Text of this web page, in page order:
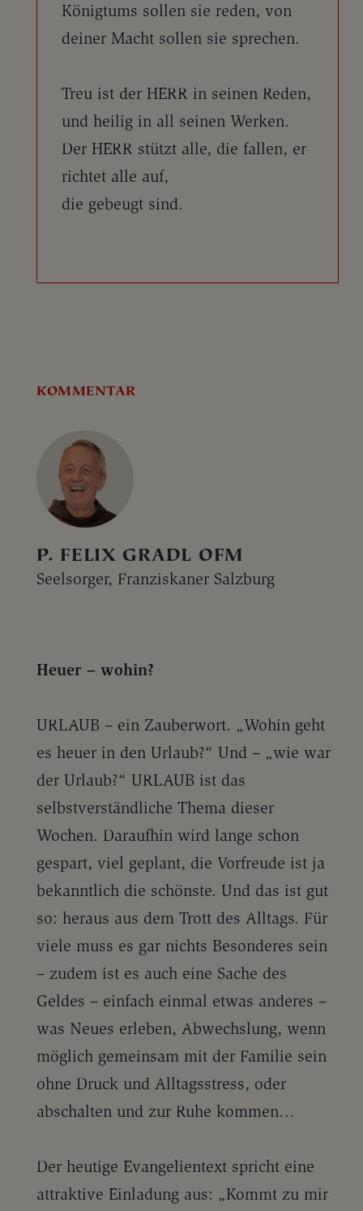
Königtums sollen sie reden, von
deiner Macht sollen sie sprechen.
Treu ist der HERR in seinen Reden,
und heilig in all seinen Werken.
Der HERR stützt alle, die fallen, er
richtet alle auf,
die gebeugt sind.
KOMMENTAR
P. FELIX GRADL OFM
Seelsorger, Franziskaner Salzburg
Heuer – wohin?
URLAUB – ein Zauberwort. „Wohin geht
es heuer in den Urlaub?“ Und – „wie war
der Urlaub?“ URLAUB ist das
selbstverständliche Thema dieser
Wochen. Daraufhin wird lange schon
gespart, viel geplant, die Vorfreude ist ja
bekanntlich die schönste. Und das ist gut
so: heraus aus dem Trott des Alltags. Für
viele muss es gar nichts Besonderes sein
– zudem ist es auch eine Sache des
Geldes – einfach einmal etwas anderes –
was Neues erleben, Abwechslung, wenn
möglich gemeinsam mit der Familie sein
ohne Druck und Alltagsstress, oder
abschalten und zur Ruhe kommen…
Der heutige Evangelientext spricht eine
attraktive Einladung aus: „Kommt zu mir